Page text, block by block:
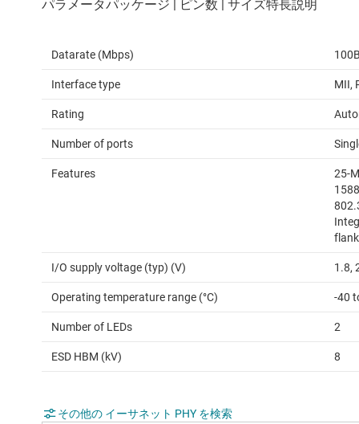
Datarate (Mbps)
Interface type MII,
Rating
Number of ports
Features
25-
I/O supply voltage (typ) (V) 1.8,
Operating temperature range (°C) -40
Number of LEDs 2
ESD HBM (kV) 8
その他の イーサネット PHY を検索